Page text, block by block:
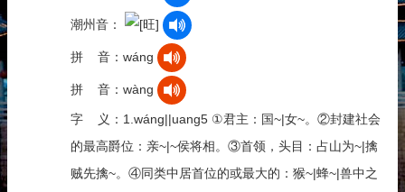
潮州音：
拼 音：wáng
拼 音：wàng
字 义：1.wáng||uang5 ①君主：国~|女~。②封建社会
的最高爵位：亲~|~侯将相。③首领，头目：占山为~|擒
贼先擒~。④同类中居首位的或最大的：猴~|蜂~|兽中之